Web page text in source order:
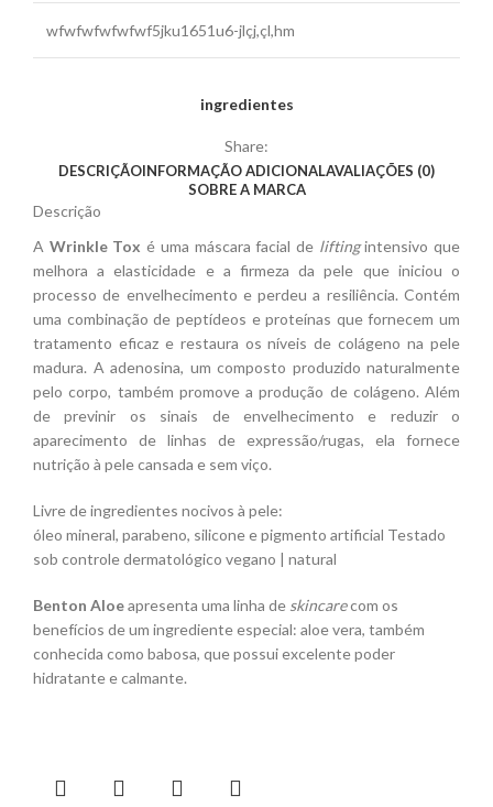
wfwfwfwfwfwf5jku1651u6-jlçj,çl,hm
ingredientes
Share:
DESCRIÇÃOINFORMAÇÃO ADICIONALAVALIAÇÕES (0)
SOBRE A MARCA
Descrição
A Wrinkle Tox é uma máscara facial de liftingintensivo que
melhora a elasticidade e a firmeza da pele que iniciou o
processo de envelhecimento e perdeu a resiliência. Contém
uma combinação de peptídeos e proteínas que fornecem um
tratamento eficaz e restaura os níveis de colágeno na pele
madura. A adenosina, um composto produzido naturalmente
pelo corpo, também promove a produção de colágeno. Além
de previnir os sinais de envelhecimento e reduzir o
aparecimento de linhas de expressão/rugas, ela fornece
nutrição à pele cansada e sem viço.
Livre de ingredientes nocivos à pele:
óleo mineral, parabeno, silicone e pigmento artificial Testado
sob controle dermatológico vegano | natural
Benton Aloeapresenta uma linha de skincarecom os
benefícios de um ingrediente especial: aloe vera, também
conhecida como babosa, que possui excelente poder
hidratante e calmante.